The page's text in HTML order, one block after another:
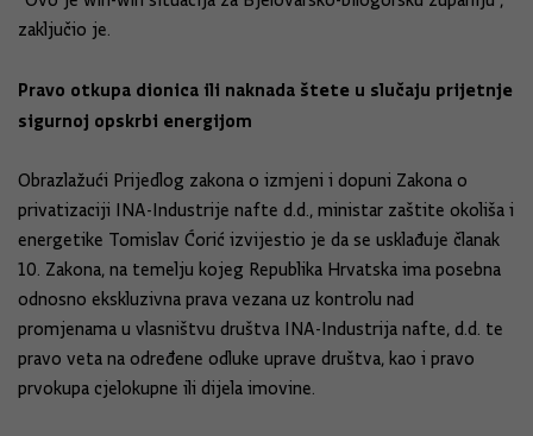
zaključio je.
Pravo otkupa dionica ili naknada štete u slučaju prijetnje
sigurnoj opskrbi energijom
Obrazlažući Prijedlog zakona o izmjeni i dopuni Zakona o
privatizaciji INA-Industrije nafte d.d., ministar zaštite okoliša i
energetike Tomislav Ćorić izvijestio je da se usklađuje članak
10. Zakona, na temelju kojeg Republika Hrvatska ima posebna
odnosno ekskluzivna prava vezana uz kontrolu nad
promjenama u vlasništvu društva INA-Industrija nafte, d.d. te
pravo veta na određene odluke uprave društva, kao i pravo
prvokupa cjelokupne ili dijela imovine.